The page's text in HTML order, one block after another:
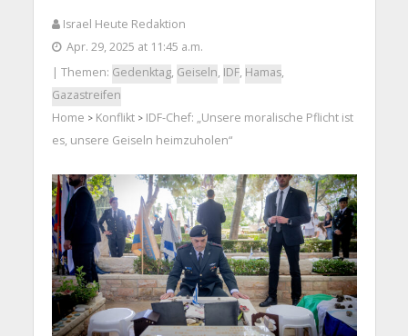
Israel Heute Redaktion
Apr. 29, 2025 at 11:45 a.m.
| Themen: Gedenktag, Geiseln, IDF, Hamas,
Gazastreifen
Home > Konflikt> IDF-Chef: „Unsere moralische Pflicht ist
es, unsere Geiseln heimzuholen“